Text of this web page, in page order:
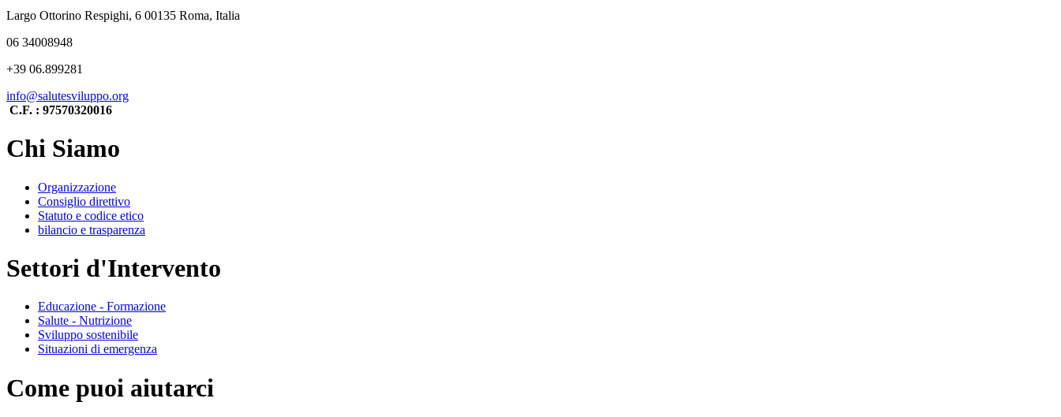
Largo Ottorino Respighi, 6 00135 Roma, Italia
06 34008948
+39 06.899281
info@salutesviluppo.org
C.F. : 97570320016
Chi Siamo
Organizzazione
Consiglio direttivo
Statuto e codice etico
bilancio e trasparenza
Settori d'Intervento
Educazione - Formazione
Salute - Nutrizione
Sviluppo sostenibile
Situazioni di emergenza
Come puoi aiutarci